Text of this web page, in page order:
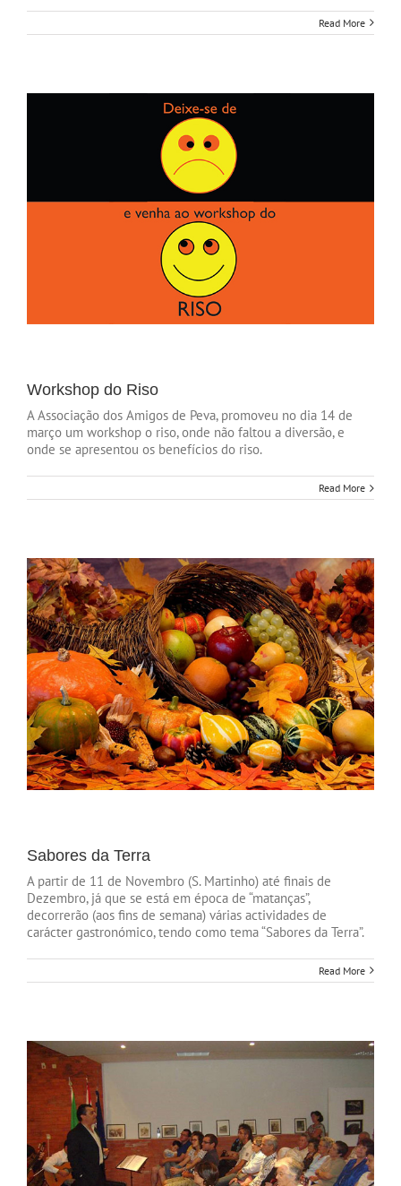
Read More
Workshop do Riso
A Associação dos Amigos de Peva, promoveu no dia 14 de
março um workshop o riso, onde não faltou a diversão, e
onde se apresentou os benefícios do riso.
Read More
Sabores da Terra
A partir de 11 de Novembro (S. Martinho) até finais de
Dezembro, já que se está em época de “matanças”,
decorrerão (aos fins de semana) várias actividades de
carácter gastronómico, tendo como tema “Sabores da Terra”.
Read More